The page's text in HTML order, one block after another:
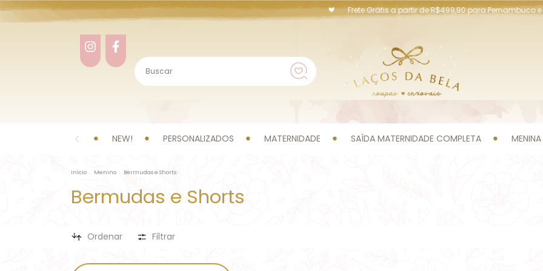
Frete Grátis a partir de R$499,90 para Pernambuco e
NEW! PERSONALIZADOS MATERNIDADE SAÍDA MATERNIDADE COMPLETA MENINA
Início . Menino . Bermudas e Shorts
Bermudas e Shorts
Ordenar Filtrar